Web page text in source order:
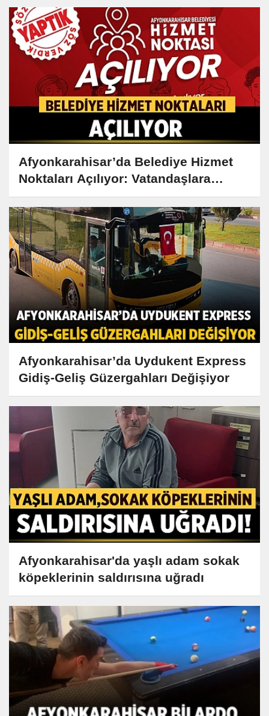
Afyonkarahisar’da Belediye Hizmet
Noktaları Açılıyor: Vatandaşlara
Yerinde Çözüm
Afyonkarahisar’da Uydukent Express
Gidiş-Geliş Güzergahları Değişiyor
Afyonkarahisar'da yaşlı adam sokak
köpeklerinin saldırısına uğradı